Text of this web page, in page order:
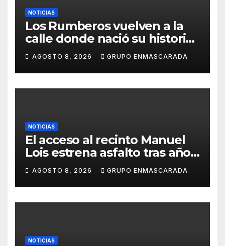
NOTICIAS
Los Rumberos vuelven a la
calle donde nació su historia:
51 años después, el mismo
barrio, el mismo orgullo
AGOSTO 8, 2026 GRUPO ENMASCARADA
NOTICIAS
El acceso al recinto Manuel
Lois estrena asfalto tras años
de espera
AGOSTO 8, 2026 GRUPO ENMASCARADA
NOTICIAS